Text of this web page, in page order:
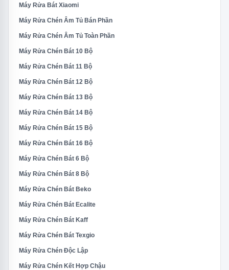
Máy Rửa Bát Xiaomi
Máy Rửa Chén Âm Tủ Bán Phần
Máy Rửa Chén Âm Tủ Toàn Phần
Máy Rửa Chén Bát 10 Bộ
Máy Rửa Chén Bát 11 Bộ
Máy Rửa Chén Bát 12 Bộ
Máy Rửa Chén Bát 13 Bộ
Máy Rửa Chén Bát 14 Bộ
Máy Rửa Chén Bát 15 Bộ
Máy Rửa Chén Bát 16 Bộ
Máy Rửa Chén Bát 6 Bộ
Máy Rửa Chén Bát 8 Bộ
Máy Rửa Chén Bát Beko
Máy Rửa Chén Bát Ecalite
Máy Rửa Chén Bát Kaff
Máy Rửa Chén Bát Texgio
Máy Rửa Chén Độc Lập
Máy Rửa Chén Kết Hợp Chậu